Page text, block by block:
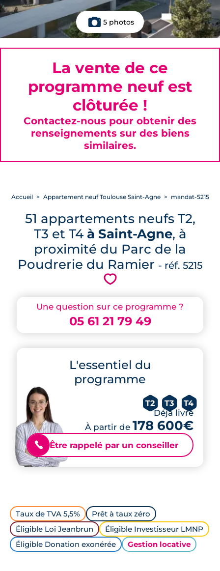
5 photos
Une question sur ce programme ?
05 61 21 79 49
L'essentiel du
programme
T2 T3 T4
Déjà livré
À partir de 178 600€
📞 Être rappelé par un conseiller
Accueil Appartement neuf Toulouse Saint-Agne mandat-5215
51 appartements neufs T2,
T3 et T4 à Saint-Agne, à
proximité du Parc de la
Poudrerie du Ramier - réf. 5215
💗
La vente de ce
programme neuf est
clôturée !
Contactez-nous pour obtenir des
renseignements sur des biens
similaires.
Taux de TVA 5,5%
Prêt à taux zéro
Éligible Loi Jeanbrun
Éligible Investisseur LMNP
Éligible Donation exonérée
Gestion locative